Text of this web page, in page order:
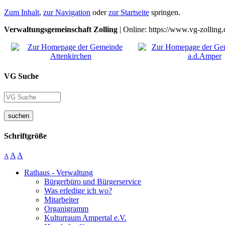
Zum Inhalt, zur Navigation oderzur Startseite springen.
Verwaltungsgemeinschaft Zolling | Online: https://www.vg-
VG Suche
suchen
Schriftgröße
A A A
Rathaus - Verwaltung
Bürgerbüro und Bürgerservice
Was erledige ich wo?
Mitarbeiter
Organigramm
Kulturraum Ampertal e.V.